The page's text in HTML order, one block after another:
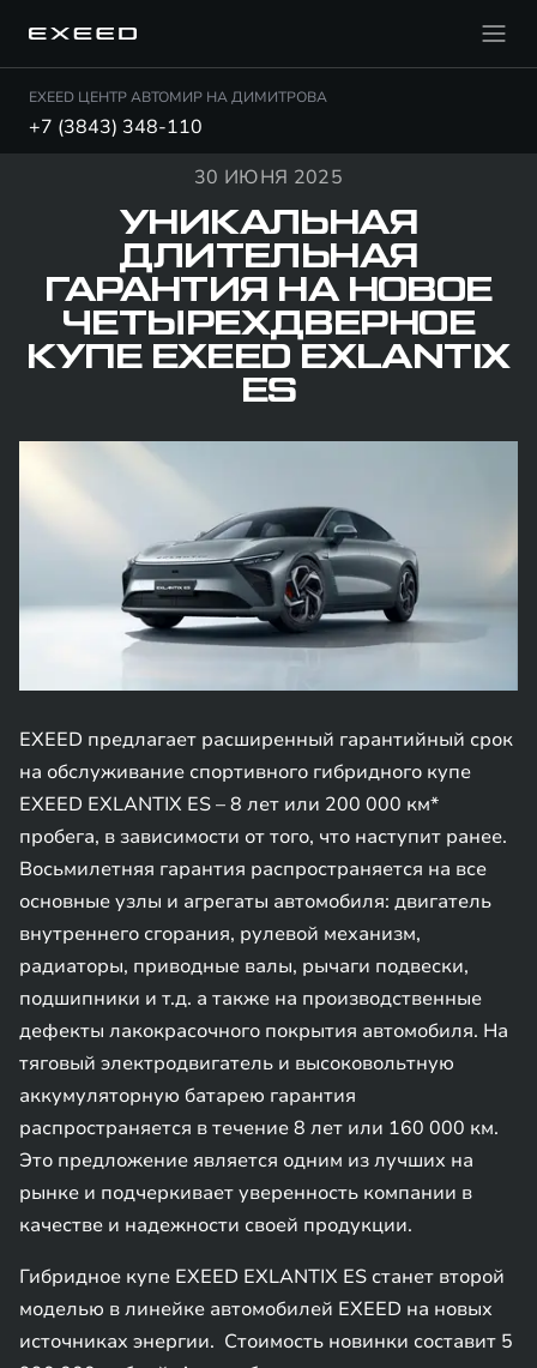
EXEED ЦЕНТР АВТОМИР НА ДИМИТРОВА
+7 (3843) 348-110
30 ИЮНЯ 2025
УНИКАЛЬНАЯ
ДЛИТЕЛЬНАЯ
ГАРАНТИЯ НА НОВОЕ
ЧЕТЫРЕХДВЕРНОЕ
КУПЕ EXEED EXLANTIX
ES
EXEED предлагает расширенный гарантийный срок
на обслуживание спортивного гибридного купе
EXEED EXLANTIX ES – 8 лет или 200 000 км*
пробега, в зависимости от того, что наступит ранее.
Восьмилетняя гарантия распространяется на все
основные узлы и агрегаты автомобиля: двигатель
внутреннего сгорания, рулевой механизм,
радиаторы, приводные валы, рычаги подвески,
подшипники и т.д. а также на производственные
дефекты лакокрасочного покрытия автомобиля. На
тяговый электродвигатель и высоковольтную
аккумуляторную батарею гарантия
распространяется в течение 8 лет или 160 000 км.
Это предложение является одним из лучших на
рынке и подчеркивает уверенность компании в
качестве и надежности своей продукции.
Гибридное купе EXEED EXLANTIX ES станет второй
моделью в линейке автомобилей EXEED на новых
источниках энергии. Стоимость новинки составит 5